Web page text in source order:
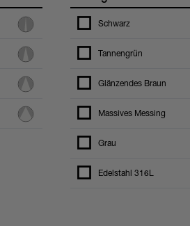
Schwarz
Tannengrün
Glänzendes Braun
Massives Messing
Grau
Edelstahl 316L